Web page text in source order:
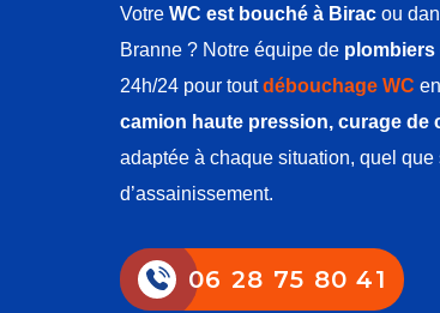
Votre WC est bouché à Birac ou
Branne ? Notre équipe de
24h/24 pour toutdébouchage WC
camion haute pression, curage de
adaptée à chaque situation, quel
d’assainissement.
06 28 75 80 41